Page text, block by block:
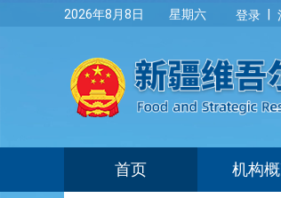
2026年8月8日 星期六 登录
首页 机构